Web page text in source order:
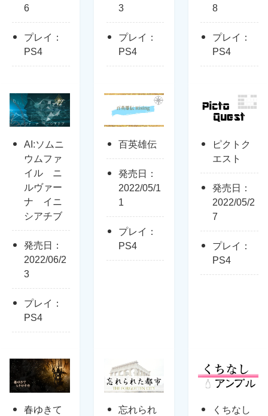
6
プレイ：
PS4
3
プレイ：
PS4
8
プレイ：
PS4
AI:ソムニ
ウムファ
イル ニ
ルヴァー
ナ イニ
シアチブ
発売日：
2022/06/2
3
プレイ：
PS4
百英雄伝
発売日：
2022/05/1
1
プレイ：
PS4
ピクトク
エスト
発売日：
2022/05/2
7
プレイ：
PS4
春ゆきて
忘れられ
くちなし